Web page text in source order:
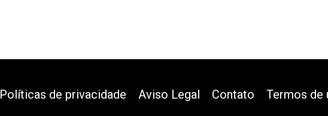
Políticas de privacidade Aviso Legal Contato Termos de